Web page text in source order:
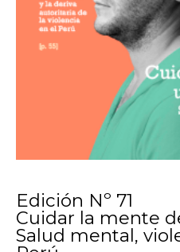
Edición Nº 71
Cuidar la mente
Salud mental,